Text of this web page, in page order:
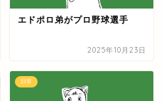
エドポロ弟がプロ野球選手
2025年10月23日
日常